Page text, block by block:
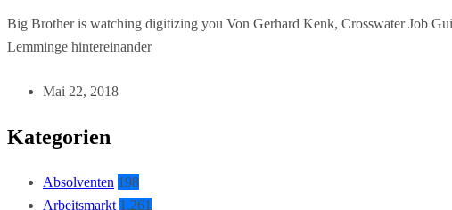
Big Brother is watching digitizing you Von Gerhard Kenk, Crosswater Job
Lemminge hintereinander
Mai 22, 2018
Kategorien
Absolventen 198
Arbeitsmarkt 1.261